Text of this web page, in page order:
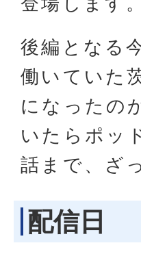
後編となる
働いていた
になったの
いたらポッ
話まで、ざ
配信日